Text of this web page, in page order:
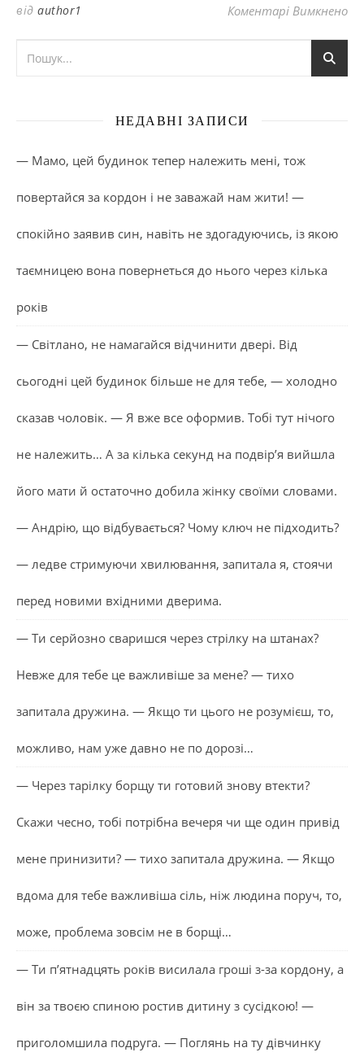
від author1 Коментарі Вимкненодо
НЕДАВНІ ЗАПИСИ
— Мамо, цей будинок тепер належить мені, тож
повертайся за кордон і не заважай нам жити! —
спокійно заявив син, навіть не здогадуючись, із якою
таємницею вона повернеться до нього через кілька
років
— Світлано, не намагайся відчинити двері. Від
сьогодні цей будинок більше не для тебе, — холодно
сказав чоловік. — Я вже все оформив. Тобі тут нічого
не належить… А за кілька секунд на подвір’я вийшла
його мати й остаточно добила жінку своїми словами.
— Андрію, що відбувається? Чому ключ не підходить?
— ледве стримуючи хвилювання, запитала я, стоячи
перед новими вхідними дверима.
— Ти серйозно сваришся через стрілку на штанах?
Невже для тебе це важливіше за мене? — тихо
запитала дружина. — Якщо ти цього не розумієш, то,
можливо, нам уже давно не по дорозі…
— Через тарілку борщу ти готовий знову втекти?
Скажи чесно, тобі потрібна вечеря чи ще один привід
мене принизити? — тихо запитала дружина. — Якщо
вдома для тебе важливіша сіль, ніж людина поруч, то,
може, проблема зовсім не в борщі…
— Ти п’ятнадцять років висилала гроші з-за кордону, а
він за твоєю спиною ростив дитину з сусідкою! —
приголомшила подруга. — Поглянь на ту дівчинку